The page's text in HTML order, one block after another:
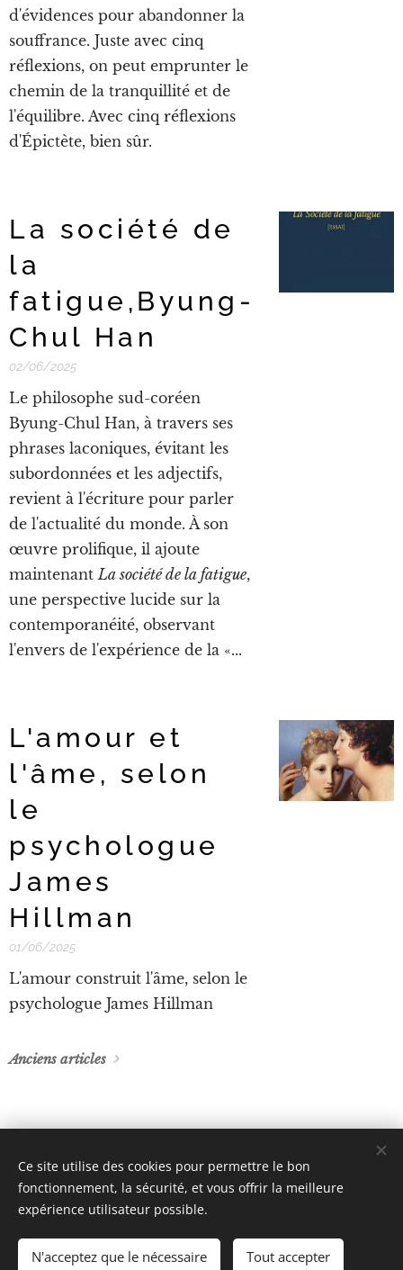
d'évidences pour abandonner la
souffrance. Juste avec cinq
réflexions, on peut emprunter le
chemin de la tranquillité et de
l'équilibre. Avec cinq réflexions
d'Épictète, bien sûr.
La société de
la
fatigue,Byung-
Chul Han
02/06/2025
Le philosophe sud-coréen
Byung-Chul Han, à travers ses
phrases laconiques, évitant les
subordonnées et les adjectifs,
revient à l'écriture pour parler
de l'actualité du monde. À son
œuvre prolifique, il ajoute
maintenantLa société de la fatigue,
une perspective lucide sur la
contemporanéité, observant
l'envers de l'expérience de la «...
L'amour et
l'âme, selon
le
psychologue
James
Hillman
01/06/2025
L'amour construit l'âme, selon le
psychologue James Hillman
Anciens articles
BLOOMTIME
9 RUE HUYSMANS, 75006 PARIS
+33 (01) 40 54 13 90
Cookies
Ce site utilise des cookies pour permettre le bon
fonctionnement, la sécurité, et vous offrir la meilleure
expérience utilisateur possible.
N'acceptez que le nécessaire Tout accepter